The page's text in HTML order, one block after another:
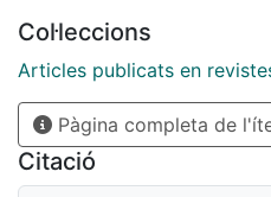
multiphoton imaging, and
microscopy. As AO
designing new microscope
AO elements is more
new exciting opportunities
optical metrology,
Col·leccions
Articles publicats en
Pàgina completa de
Citació